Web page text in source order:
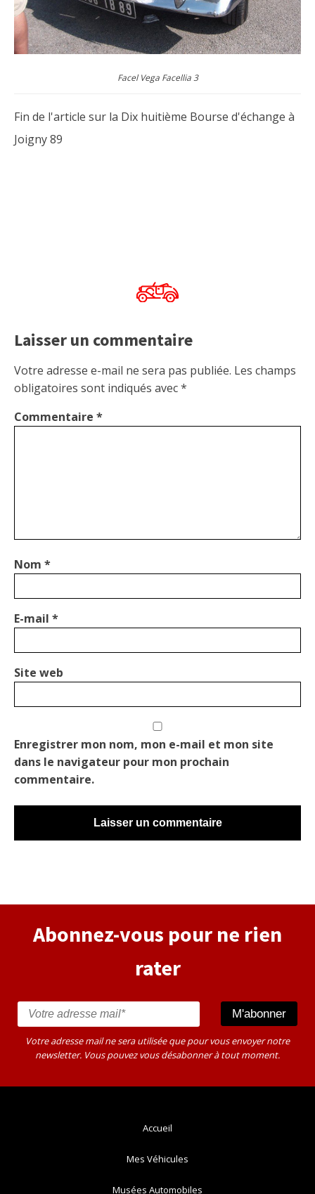
Facel Vega Facellia 3
Fin de l'article sur la Dix huitième Bourse d'échange à
Joigny 89
Laisser un commentaire
Votre adresse e-mail ne sera pas publiée. Les champs
obligatoires sont indiqués avec*
Commentaire *
Nom *
E-mail *
Site web
Enregistrer mon nom, mon e-mail et mon site
dans le navigateur pour mon prochain
commentaire.
Abonnez-vous pour ne rien
rater
Votre adresse mail ne sera utilisée que pour vous envoyer notre
newsletter. Vous pouvez vous désabonner à tout moment.
Accueil
Mes Véhicules
Musées Automobiles